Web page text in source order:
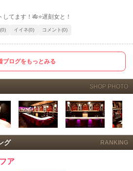
てます！🎋⭐️遅刻女と！
イイネ(0) コメント(0)
ブログをもっとみる
SHOP PHOTO
グ RANKING
ア